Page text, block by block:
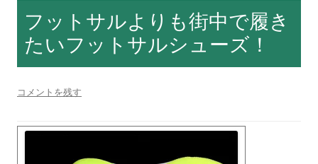
フットサルよりも街中で履き
たいフットサルシューズ！
コメントを残す